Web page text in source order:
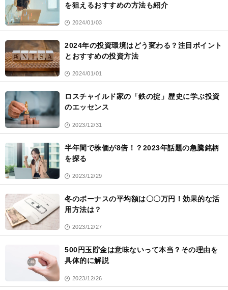
を狙えるおすすめの方法も紹介
2024/01/03
2024年の投資環境はどう変わる？注目ポイント
とおすすめの投資方法
2024/01/01
ロスチャイルド家の「鉄の掟」歴史に学ぶ投資
のエッセンス
2023/12/31
半年間で株価が8倍！？2023年話題の急騰銘柄
を探る
2023/12/29
冬のボーナスの平均額は〇〇万円！効果的な活
用方法は？
2023/12/27
500円玉貯金は意味ないって本当？その理由を
具体的に解説
2023/12/26